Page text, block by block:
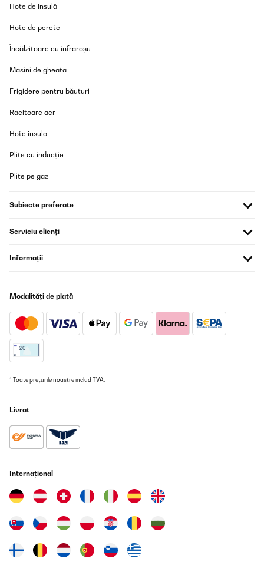
Hote de insulă
Hote de perete
Încălzitoare cu infraroșu
Masini de gheata
Frigidere pentru băuturi
Racitoare aer
Hote insula
Plite cu inducție
Plite pe gaz
Subiecte preferate
Serviciu clienți
Informații
Modalități de plată
* Toate prețurile noastre includ TVA.
Livrat
Internațional